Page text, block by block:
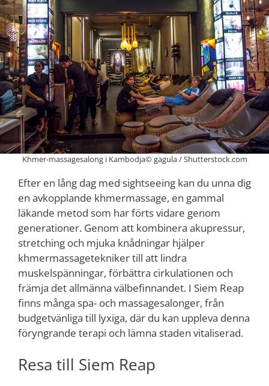
Khmer-massagesalong i Kambodja© gagula / Shutterstock.com
Efter en lång dag med sightseeing kan du unna dig
en avkopplande khmermassage, en gammal
läkande metod som har förts vidare genom
generationer. Genom att kombinera akupressur,
stretching och mjuka knådningar hjälper
khmermassagetekniker till att lindra
muskelspänningar, förbättra cirkulationen och
främja det allmänna välbefinnandet. I Siem Reap
finns många spa- och massagesalonger, från
budgetvänliga till lyxiga, där du kan uppleva denna
föryngrande terapi och lämna staden vitaliserad.
Resa till Siem Reap